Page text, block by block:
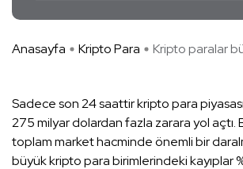
Anasayfa Kripto Para Kripto paralar
Sadece son 24 saattir kripto para
275 milyar dolardan fazla zarara yol açtı.
toplam market hacminde önemli bir
büyük kripto para birimlerindeki kayıplar